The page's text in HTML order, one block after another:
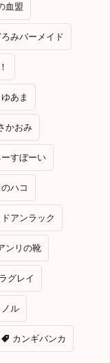
血盟
ろみバーメイド
ゆあま
かおみ
ーすぼーい
ハコ
アンラック
ンリの靴
グレイ
ル
カンギバンカ